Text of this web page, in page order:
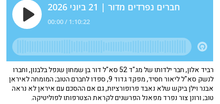
רביד אלון, חבר ילדותו של מג"ד 52 סא"ל דור בן שמחון שנפל בלבנון, וחברו
לנשק סא"ל ליאור חסיד, מפקד גדוד 9, ספדו לחברם הטוב; המומחה לאיראן
אבנר וילן ביקש שלא נאבד פרופורציות, גם אם ההסכם עם איראן לא נראה
טוב; ורונן צור נפרד מפאנל הפרשנים לקראת הצטרפותו לפוליטיקה.